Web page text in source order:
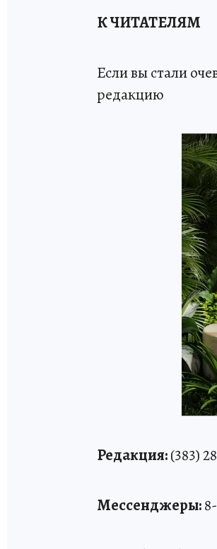
К ЧИТАТЕЛЯМ
Если вы стали
редакцию
Редакция:(383)
Мессенджеры: